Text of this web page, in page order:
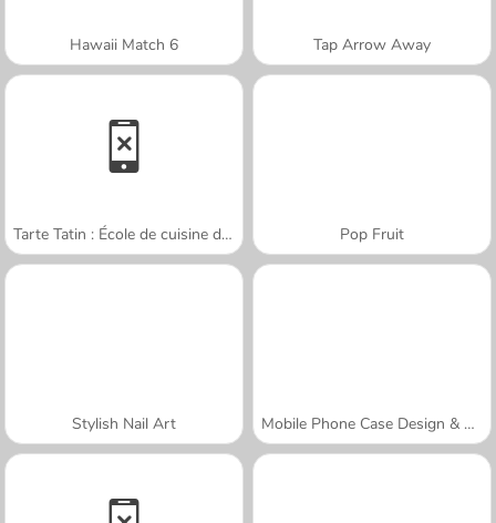
Hawaii Match 6 Tap Arrow Away
Tarte Tatin : École de cuisine de Sara Pop Fruit
Stylish Nail Art Mobile Phone Case Design & DIY